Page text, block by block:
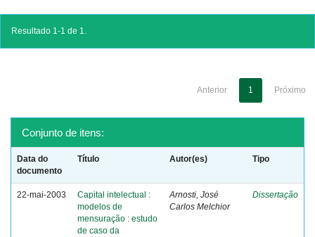
Resultado 1-1 de 1.
Anterior 1 Próximo
Conjunto de itens:
Data do
documento
Título Autor(es) Tipo
22-mai-2003
Capital intelectual :
modelos de
mensuração : estudo
de caso da
Arnosti, José
Carlos Melchior
Dissertação